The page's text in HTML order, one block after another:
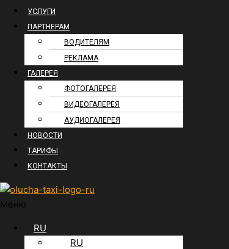
УСЛУГИ
ПАРТНЕРАМ
ВОДИТЕЛЯМ
РЕКЛАМА
ГАЛЕРЕЯ
ФОТОГАЛЕРЕЯ
ВИДЕОГАЛЕРЕЯ
АУДИОГАЛЕРЕЯ
НОВОСТИ
ТАРИФЫ
КОНТАКТЫ
Меню
RU
RU